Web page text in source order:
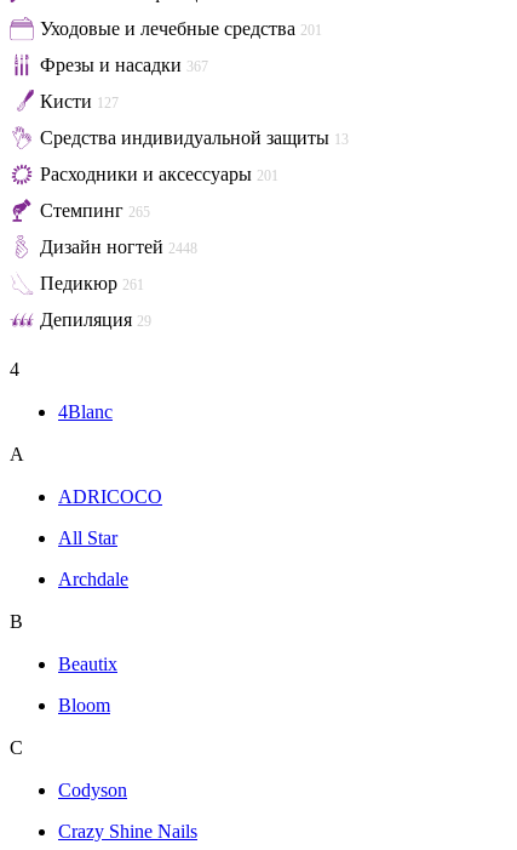
Уходовые и лечебные средства 201
Фрезы и насадки 367
Кисти 127
Средства индивидуальной защиты 13
Расходники и аксессуары 201
Стемпинг 265
Дизайн ногтей 2448
Педикюр 261
Депиляция 29
4
4Blanc
A
ADRICOCO
All Star
Archdale
B
Beautix
Bloom
C
Codyson
Crazy Shine Nails